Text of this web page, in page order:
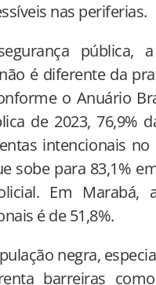
nas periferias.
pública,
é diferente da
o Anuário
de 2023, 76,9%
intencionais no
sobe para 83,1%
Em Marabá,
é de 51,8%.
negra,
barreiras